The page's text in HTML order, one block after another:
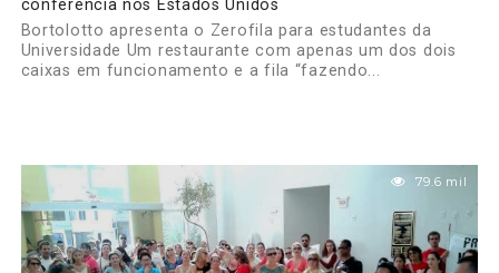
conferência nos Estados Unidos
Bortolotto apresenta o Zerofila para estudantes da
Universidade Um restaurante com apenas um dos dois
caixas em funcionamento e a fila “fazendo...
79.6 mil